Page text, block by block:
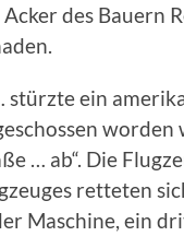
des Bauern
stürzte ein
… ab“. Die
retteten
Maschine, ein